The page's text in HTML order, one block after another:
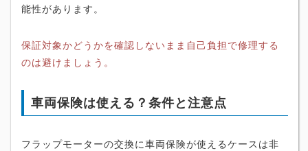
能性があります。
保証対象かどうかを確認しないまま自己負担で修理する
のは避けましょう。
車両保険は使える？条件と注意点
フラップモーターの交換に車両保険が使えるケースは非